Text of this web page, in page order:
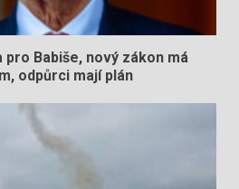
pro Babiše, nový zákon má
odpůrci mají plán